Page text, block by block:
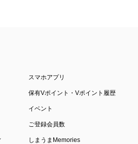
スマホアプリ
保有Vポイント・Vポイント履歴
イベント
ご登録会員数
しまうまMemories